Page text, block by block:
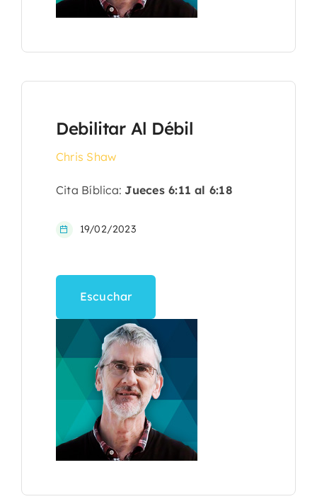
Debilitar Al Débil
Chris Shaw
Cita Bíblica: Jueces 6:11 al 6:18
19/02/2023
Escuchar